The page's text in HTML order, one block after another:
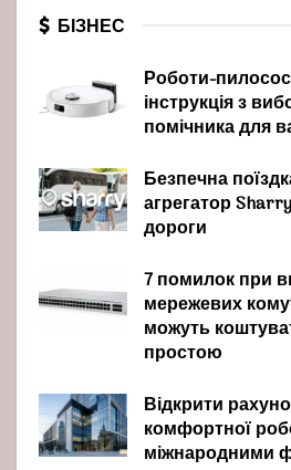
БІЗНЕС
Роботи-
інструкція з
помічника для
Безпечна
агрегатор
дороги
7 помилок при
мережевих
можуть
простою
Відкрити
комфортної
міжнародними